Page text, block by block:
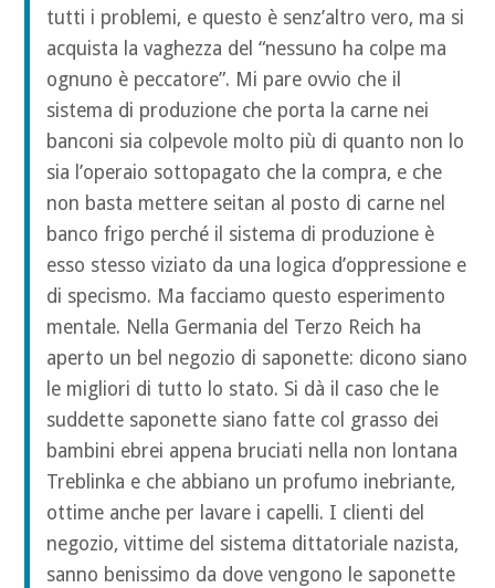
tutti i problemi, e questo è senz’altro vero, ma si
acquista la vaghezza del “nessuno ha colpe ma
ognuno è peccatore”. Mi pare ovvio che il
sistema di produzione che porta la carne nei
banconi sia colpevole molto più di quanto non lo
sia l’operaio sottopagato che la compra, e che
non basta mettere seitan al posto di carne nel
banco frigo perché il sistema di produzione è
esso stesso viziato da una logica d’oppressione e
di specismo. Ma facciamo questo esperimento
mentale. Nella Germania del Terzo Reich ha
aperto un bel negozio di saponette: dicono siano
le migliori di tutto lo stato. Si dà il caso che le
suddette saponette siano fatte col grasso dei
bambini ebrei appena bruciati nella non lontana
Treblinka e che abbiano un profumo inebriante,
ottime anche per lavare i capelli. I clienti del
negozio, vittime del sistema dittatoriale nazista,
sanno benissimo da dove vengono le saponette